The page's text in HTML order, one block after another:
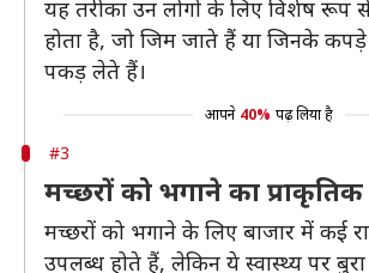
यह तरीका उन लोगों के लिए विशेष रूप
होता है, जो जिम जाते हैं या जिनके
पकड़ लेते हैं।
आपने 40% पढ़ लिया है
#3
मच्छरों को भगाने का
मच्छरों को भगाने के लिए बाजार में कई
उपलब्ध होते हैं, लेकिन ये स्वास्थ्य पर